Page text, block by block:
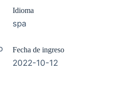
Idioma
spa
Fecha de ingreso
2022-10-12